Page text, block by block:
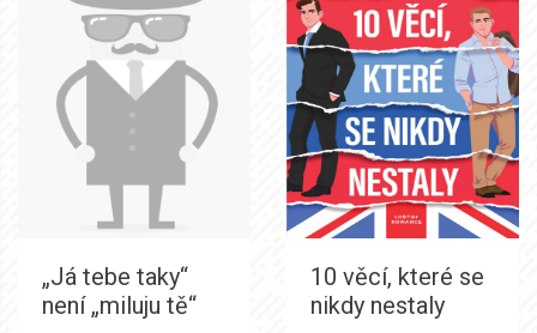
„Já tebe taky“
není „miluju tě“
10 věcí, které se
nikdy nestaly